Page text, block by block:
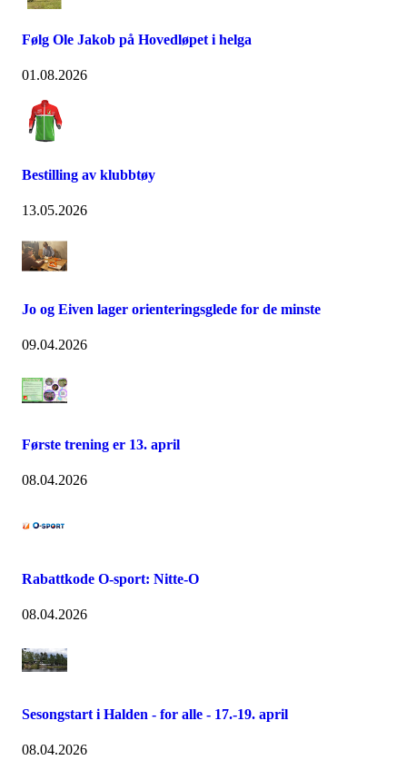
Følg Ole Jakob på Hovedløpet i helga
01.08.2026
Bestilling av klubbtøy
13.05.2026
Jo og Eiven lager orienteringsglede for de minste
09.04.2026
Første trening er 13. april
08.04.2026
Rabattkode O-sport: Nitte-O
08.04.2026
Sesongstart i Halden - for alle - 17.-19. april
08.04.2026